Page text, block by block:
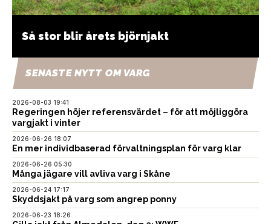
Så stor blir årets björnjakt
SENASTE NYTT OM VARG
2026-08-03 19:41
Regeringen höjer referensvärdet – för att möjliggöra
vargjakt i vinter
2026-06-26 18:07
En mer individbaserad förvaltningsplan för varg klar
2026-06-26 05:30
Många jägare vill avliva varg i Skåne
2026-06-24 17:17
Skyddsjakt på varg som angrep ponny
2026-06-23 18:26